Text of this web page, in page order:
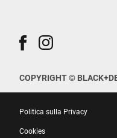
COPYRIGHT ©
Politica sulla Privacy
Cookies